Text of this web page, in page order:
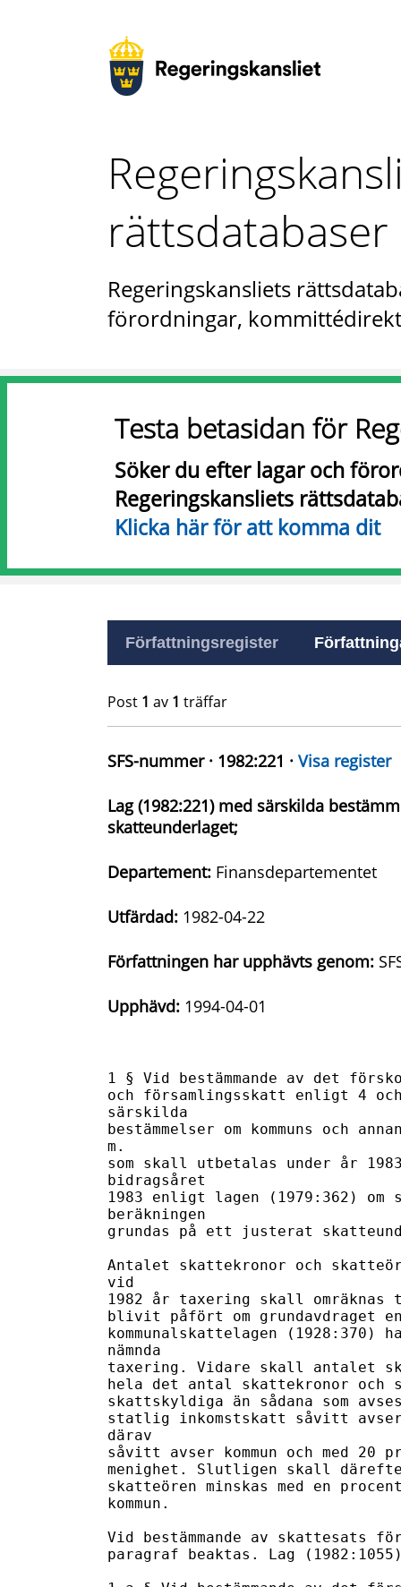
rättsdatabaser
Regeringskansliets
förordningar,
Testa betasidan för
Söker du efter lagar och
Regeringskansliets
Klicka här för att komma dit
Författningsregister
Post 1 av 1 träffar
SFS-nummer · 1982:221 · Visa register
Lag (1982:221) med särskilda
skatteunderlaget;
Departement: Finansdepartementet
Utfärdad: 1982-04-22
Författningen har upphävts genom:
Upphävd: 1994-04-01
1 § Vid bestämmande av det
och församlingsskatt enligt 4
särskilda
bestämmelser om kommuns och
m.
som skall utbetalas under år
bidragsåret
1983 enligt lagen (1979:362) om
beräkningen
grundas på ett justerat
Antalet skattekronor och
vid
1982 år taxering skall
blivit påfört om grundavdraget
kommunalskattelagen
nämnda
taxering. Vidare skall antalet
hela det antal skattekronor och
skattskyldiga än sådana som
statlig inkomstskatt såvitt avser
därav
såvitt avser kommun och med
menighet. Slutligen skall
skatteören minskas med en
kommun.
Vid bestämmande av skattesats
paragraf beaktas. Lag